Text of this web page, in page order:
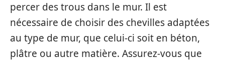
percer des trous dans le mur. Il est
nécessaire de choisir des chevilles adaptées
au type de mur, que celui-ci soit en béton,
plâtre ou autre matière. Assurez-vous que